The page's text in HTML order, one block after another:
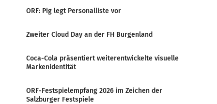
ORF: Pig legt Personalliste vor
Zweiter Cloud Day an der FH Burgenland
Coca-Cola präsentiert weiterentwickelte visuelle
Markenidentität
ORF-Festspielempfang 2026 im Zeichen der
Salzburger Festspiele